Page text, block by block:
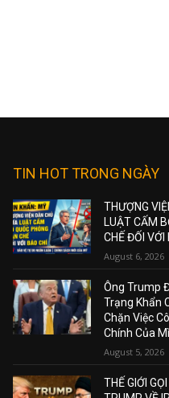
TIN HOT TRONG NGÀY
THƯỢNG
LUẬT CẤM
CHẾ ĐỐI VỚI
August 6, 2026
Ông Trump
Trạng Khẩn
Chặn Việc
Chính Của
August 5, 2026
THẾ GIỚI